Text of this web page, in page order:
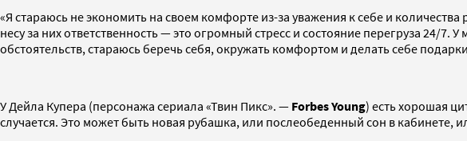
«Я стараюсь не экономить на своем комфорте из-за уважения к себе и
несу за них ответственность — это огромный стресс и состояние перегруза 24/7.
обстоятельств, стараюсь беречь себя, окружать комфортом и делать себе
У Дейла Купера (персонажа сериала «Твин Пикс». — Forbes Young) есть хорошая
случается. Это может быть новая рубашка, или послеобеденный сон в кабинете,